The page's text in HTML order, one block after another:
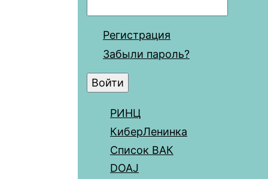
Регистрация
Забыли пароль?
РИНЦ
КиберЛенинка
Список ВАК
DOAJ